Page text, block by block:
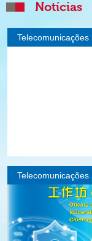
Notícias
Telecomunicações
Telecomunicações